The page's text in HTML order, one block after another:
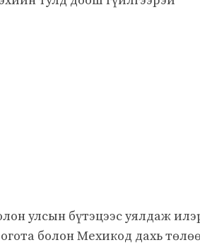
улсын бүтэцээс уялдаж
болон Мехикод дахь